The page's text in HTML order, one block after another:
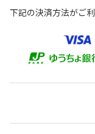
下記の決済方法がご利